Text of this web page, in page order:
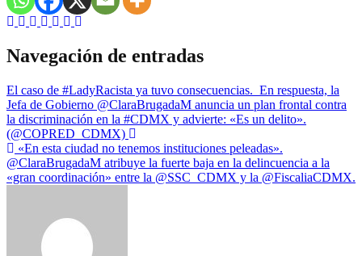
Navegación de entradas
El caso de #LadyRacista ya tuvo consecuencias. ️ En respuesta, la
Jefa de Gobierno @ClaraBrugadaM anuncia un plan frontal contra
la discriminación en la #CDMX y advierte: «Es un delito».
(@COPRED_CDMX)
«En esta ciudad no tenemos instituciones peleadas».
@ClaraBrugadaM atribuye la fuerte baja en la delincuencia a la
«gran coordinación» entre la @SSC_CDMX y la @FiscaliaCDMX.